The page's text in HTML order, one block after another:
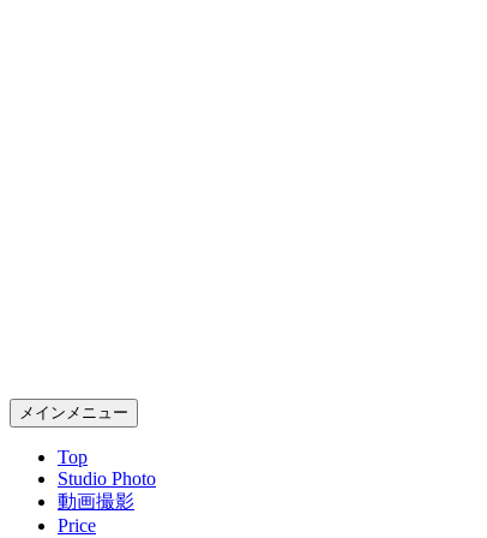
検
索
メインメニュー
Top
Studio Photo
動画撮影
Price